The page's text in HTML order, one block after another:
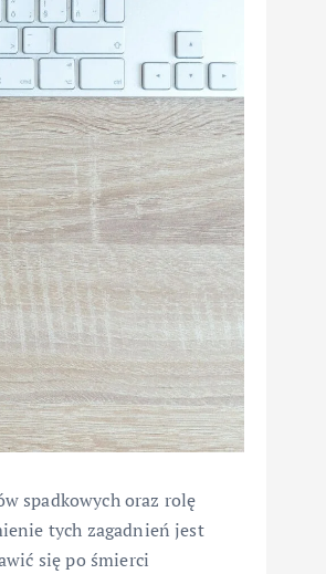
spadkowych oraz rolę
tych zagadnień jest
się po śmierci